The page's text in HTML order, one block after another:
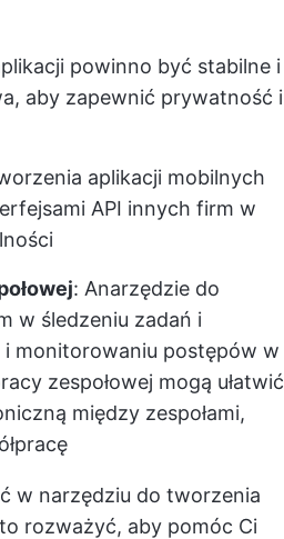
powinno być stabilne i
aby zapewnić prywatność i
aplikacji mobilnych
API innych firm w
: Anarzędzie do
w śledzeniu zadań i
i monitorowaniu postępów w
zespołowej mogą ułatwić
między zespołami,
w narzędziu do tworzenia
rozważyć, aby pomóc Ci